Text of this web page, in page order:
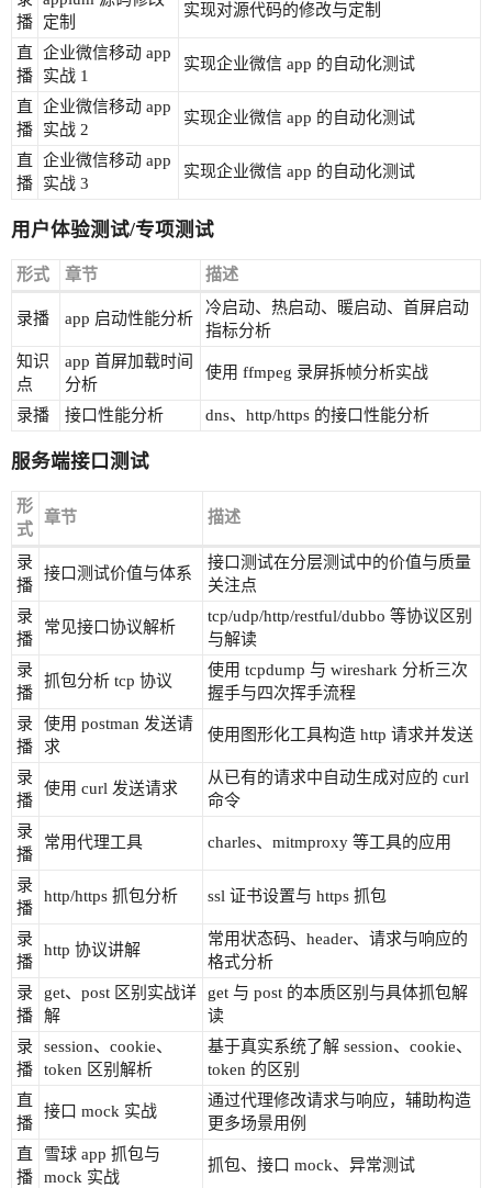
播
定制
实现对源代码的修改与定制
直
播
企业微信移动 app
实战 1
实现企业微信 app 的自动化测试
直
播
企业微信移动 app
实战 2
实现企业微信 app 的自动化测试
直
播
企业微信移动 app
实战 3
实现企业微信 app 的自动化测试
用户体验测试/专项测试
形式 章节 描述
录播 app 启动性能分析
冷启动、热启动、暖启动、首屏启动
指标分析
知识
点
app 首屏加载时间
分析
使用 ffmpeg 录屏拆帧分析实战
录播 接口性能分析 dns、http/https 的接口性能分析
服务端接口测试
形
式
章节 描述
录
播
接口测试价值与体系
接口测试在分层测试中的价值与质量
关注点
录
播
常见接口协议解析
tcp/udp/http/restful/dubbo 等协议区别
与解读
录
播
抓包分析 tcp 协议
使用 tcpdump 与 wireshark 分析三次
握手与四次挥手流程
录
播
使用 postman 发送请
求
使用图形化工具构造 http 请求并发送
录
播
使用 curl 发送请求
从已有的请求中自动生成对应的 curl
命令
录
播
常用代理工具 charles、mitmproxy 等工具的应用
录
播
http/https 抓包分析 ssl 证书设置与 https 抓包
录
播
http 协议讲解
常用状态码、header、请求与响应的
格式分析
录
播
get、post 区别实战详
解
get 与 post 的本质区别与具体抓包解
读
录
播
session、cookie、
token 区别解析
基于真实系统了解 session、cookie、
token 的区别
直
播
接口 mock 实战
通过代理修改请求与响应，辅助构造
更多场景用例
直
播
雪球 app 抓包与
mock 实战
抓包、接口 mock、异常测试